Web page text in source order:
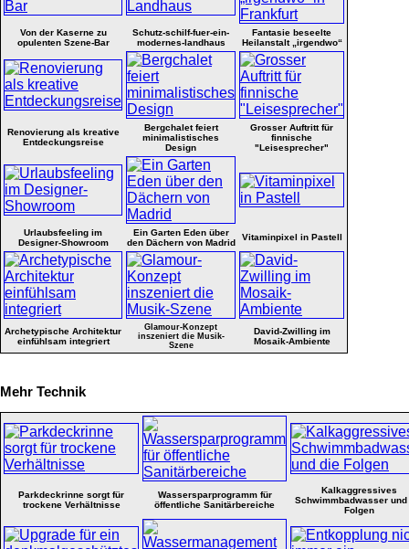
Von der Kaserne zu
opulenten Szene-Bar
Schutz-schilf-fuer-ein-
modernes-landhaus
Fantasie beseelte
Heilanstalt „irgendwo“
Renovierung als kreative
Entdeckungsreise
Bergchalet feiert
minimalistisches
Design
Grosser Auftritt für
finnische
"Leisesprecher"
Urlaubsfeeling im
Designer-Showroom
Ein Garten Eden über
den Dächern von Madrid
Vitaminpixel in Pastell
Archetypische Architektur
einfühlsam integriert
Glamour-Konzept
inszeniert die Musik-
Szene
David-Zwilling im
Mosaik-Ambiente
Mehr Technik
Parkdeckrinne sorgt für
trockene Verhältnisse
Wassersparprogramm für
öffentliche Sanitärbereiche
Kalkaggressives
Schwimmbadwasser und
Folgen